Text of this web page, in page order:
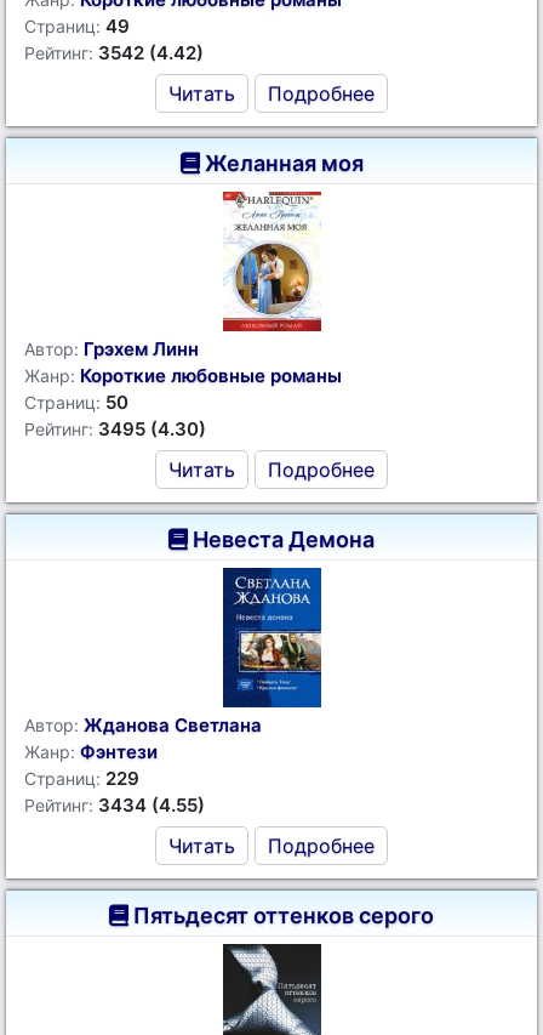
Страниц: 49
Рейтинг: 3542 (4.42)
Читать Подробнее
Желанная моя
Автор: Грэхем Линн
Жанр: Короткие любовные романы
Страниц: 50
Рейтинг: 3495 (4.30)
Читать Подробнее
Невеста Демона
Автор: Жданова Светлана
Жанр: Фэнтези
Страниц: 229
Рейтинг: 3434 (4.55)
Читать Подробнее
Пятьдесят оттенков серого